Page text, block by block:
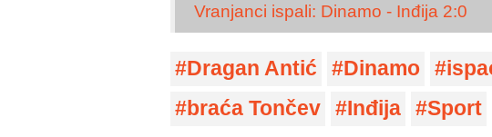
Vranjanci ispali: Dinamo - Inđija 2:0
Dragan Antić Dinamo
braća Tončev
Inđija Sport